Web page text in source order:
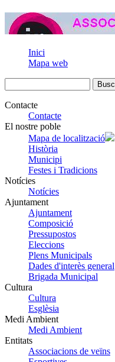
Inici
Mapa web
Contacte
Contacte
El nostre poble
Mapa de localització
Història
Municipi
Festes i Tradicions
Notícies
Notícies
Ajuntament
Ajuntament
Composició
Pressupostos
Eleccions
Plens Municipals
Dades d'interès general
Brigada Municipal
Cultura
Cultura
Esglèsia
Medi Ambient
Medi Ambient
Entitats
Associacions de veïns